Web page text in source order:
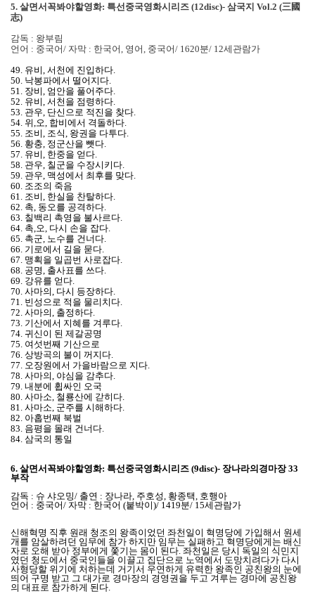
5. 살면서꼭봐야할영화: 특선중국영화시리즈 (12disc)- 삼국지 Vol.2 (三國
志)
감독 : 왕부림
언어 : 중국어/ 자막 : 한국어, 영어, 중국어/ 1620분/ 12세관람가
49. 유비, 서천에 진입하다.
50. 낙봉파에서 떨어지다.
51. 장비, 엄안을 풀어주다.
52. 유비, 서천을 점령하다.
53. 관우, 단신으로 적진을 찾다.
54. 위,오, 합비에서 격돌하다.
55. 조비, 조식, 왕권을 다투다.
56. 황충, 정군산을 뺏다.
57. 유비, 한중을 얻다.
58. 관우, 칠군을 수장시키다.
59. 관우, 맥성에서 최후를 맞다.
60. 조조의 죽음
61. 조비, 한실을 찬탈하다.
62. 촉, 동오를 공격하다.
63. 칠백리 촉영을 불사르다.
64. 촉,오, 다시 손을 잡다.
65. 촉군, 노수를 건너다.
66. 기로에서 길을 묻다.
67. 맹획을 일곱번 사로잡다.
68. 공명, 출사표를 쓰다.
69. 강유를 얻다.
70. 사마의, 다시 등장하다.
71. 빈성으로 적을 물리치다.
72. 사마의, 출정하다.
73. 기산에서 지혜를 겨루다.
74. 귀신이 된 제갈공명
75. 여섯번째 기산으로
76. 상방곡의 불이 꺼지다.
77. 오장원에서 가을바람으로 지다.
78. 사마의, 야심을 감추다.
79. 내분에 휩싸인 오국
80. 사마소, 철룡산에 갇히다.
81. 사마소, 군주를 시해하다.
82. 아홉번째 북벌
83. 음평을 몰래 건너다.
84. 삼국의 통일
6. 살면서꼭봐야할영화: 특선중국영화시리즈 (9disc)- 장나라의경마장 33
부작
감독 : 슈 샤오밍/ 출연 : 장나라, 주호성, 황종택, 호행아
언어 : 중국어/ 자막 : 한국어 (붙박이)/ 1419분/ 15세관람가
신해혁명 직후 원래 청조의 왕족이었던 좌천일이 혁명당에 가입해서 원세
개를 암살하려던 임무에 참가 하지만 임무는 실패하고 혁명당에게는 배신
자로 오해 받아 정부에게 쫓기는 몸이 된다. 좌천일은 당시 독일의 식민지
였던 청도에서 중국인들을 이끌고 집단으로 노역에서 도망치려다가 다시
사형당할 위기에 처하는데 거기서 우연하게 유력한 왕족인 공친왕의 눈에
띄어 구명 받고 그 대가로 경마장의 경영권을 두고 겨루는 경마에 공친왕
의 대표로 참가하게 된다.